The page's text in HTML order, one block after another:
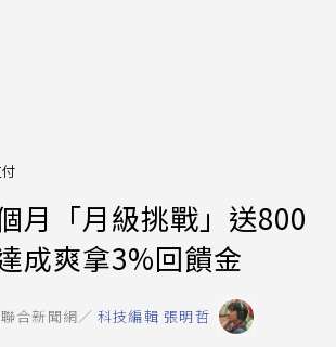
月「月級挑戰」送800
成爽拿3%回饋金
聯合新聞網／ 科技編輯 張明哲